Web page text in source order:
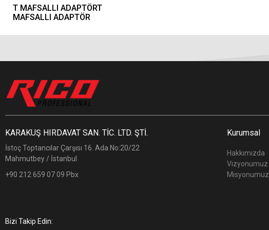
T MAFSALLI ADAPTÖRT
MAFSALLI ADAPTÖR
KARAKUŞ HIRDAVAT SAN. TİC. LTD. ŞTİ.
İstoç Toptancılar Çarşısı 16. Ada No:20/22
Mahmutbey / İstanbul
+90 212 659 07 09 Pbx
Bizi Takip Edin:
Kurumsal
Hakkımızda
Vizyonumuz
Misyonumuz